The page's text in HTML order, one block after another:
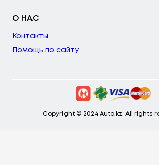
О НАС
Контакты
Помощь по сайту
Copyright © 2024 Auto.kz. All rights